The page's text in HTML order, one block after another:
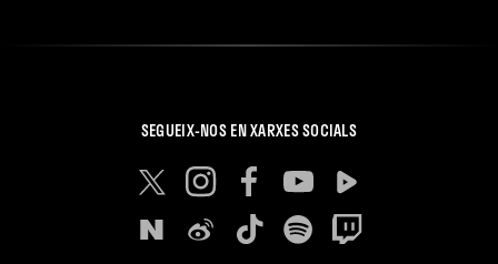
SEGUEIX-NOS EN XARXES SOCIALS